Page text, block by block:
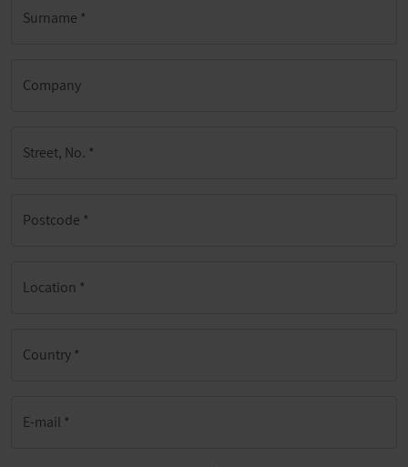
Surname *
Company
Street, No. *
Postcode *
Location *
Country*
E-mail *